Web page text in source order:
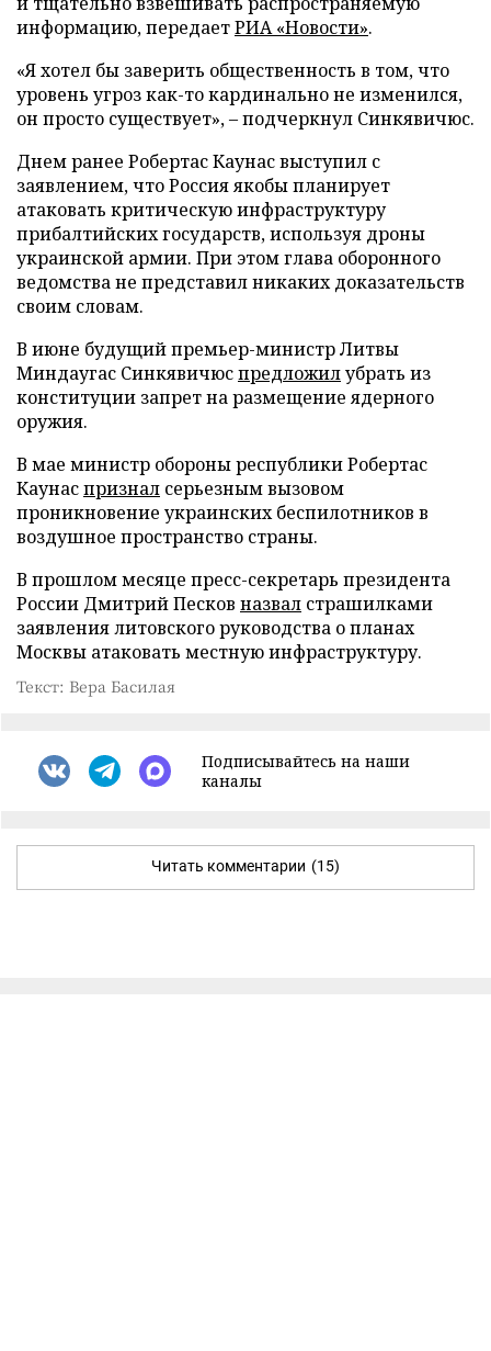
информацию, передаетРИА «Новости».
«Я хотел бы заверить общественность в том, что
уровень угроз как-то кардинально не изменился,
он просто существует», – подчеркнул Синкявичюс.
Днем ранее Робертас Каунас выступил с
заявлением, что Россия якобы планирует
атаковать критическую инфраструктуру
прибалтийских государств, используя дроны
украинской армии. При этом глава оборонного
ведомства не представил никаких доказательств
своим словам.
В июне будущий премьер-министр Литвы
Миндаугас Синкявичюспредложилубрать из
конституции запрет на размещение ядерного
оружия.
В мае министр обороны республики Робертас
Каунаспризнал серьезным вызовом
проникновение украинских беспилотников в
воздушное пространство страны.
В прошлом месяце пресс-секретарь президента
России Дмитрий Песков назвал страшилками
заявления литовского руководства о планах
Москвы атаковать местную инфраструктуру.
Текст: Вера Басилая
Подписывайтесь на наши
каналы
Читать комментарии (15)